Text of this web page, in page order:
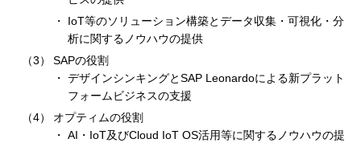
IoT等のソリューション構築とデータ収集・可視化・分
析に関するノウハウの提供
SAPの役割
デザインシンキングとSAP Leonardoによる新プラット
フォームビジネスの支援
オプティムの役割
AI・IoT及びCloud IoT OS活用等に関するノウハウの提